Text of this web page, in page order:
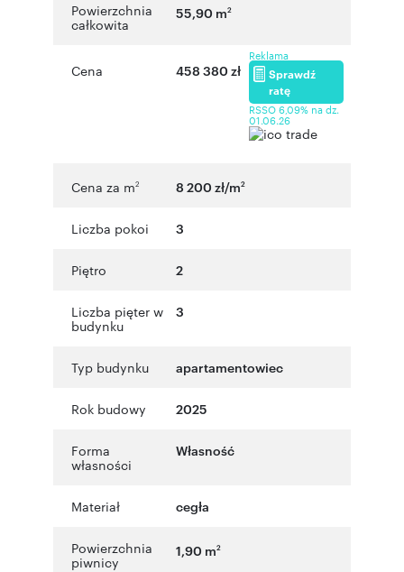
Powierzchnia
całkowita
55,90 m2
Cena 458 380 zł
Reklama
Sprawdź
ratę
RSSO 6,09% na dz.
01.06.26
Cena za m2 8 200 zł/m2
Liczba pokoi 3
Piętro 2
Liczba pięter w
budynku
3
Typ budynku apartamentowiec
Rok budowy 2025
Forma
własności
Własność
Materiał cegła
Powierzchnia
piwnicy
1,90 m2